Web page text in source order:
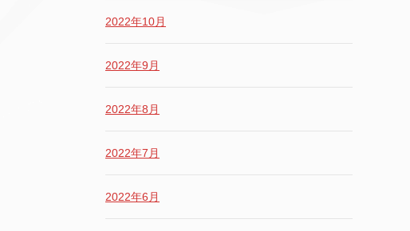
2022年10月
2022年9月
2022年8月
2022年7月
2022年6月